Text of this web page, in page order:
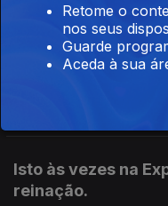
Uma visita ao
Isto às vezes na
reinação.
Retome o
nos seus
Guarde
Aceda à sua